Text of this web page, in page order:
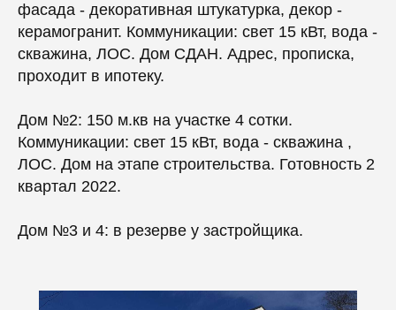
фасада - декоративная штукатурка, декор -
керамогранит. Коммуникации: свет 15 кВт, вода -
скважина, ЛОС. Дом СДАН. Адрес, прописка,
проходит в ипотеку.
Дом №2: 150 м.кв на участке 4 сотки.
Коммуникации: свет 15 кВт, вода - скважина ,
ЛОС. Дом на этапе строительства. Готовность 2
квартал 2022.
Дом №3 и 4: в резерве у застройщика.